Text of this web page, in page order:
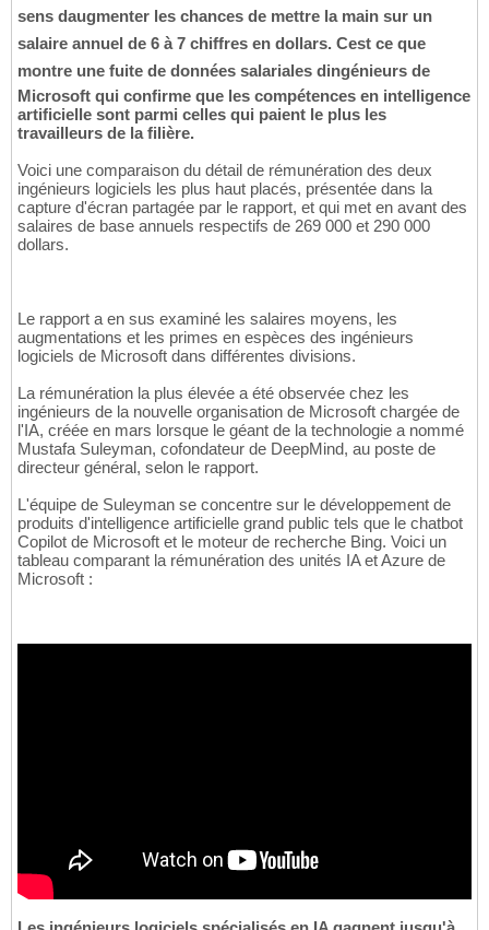
sens daugmenter les chances de mettre la main sur un
salaire annuel de 6 à 7 chiffres en dollars. Cest ce que
montre une fuite de données salariales dingénieurs de
Microsoft qui confirme que les compétences en intelligence
artificielle sont parmi celles qui paient le plus les
travailleurs de la filière.
Voici une comparaison du détail de rémunération des deux
ingénieurs logiciels les plus haut placés, présentée dans la
capture d'écran partagée par le rapport, et qui met en avant des
salaires de base annuels respectifs de 269 000 et 290 000
dollars.
Le rapport a en sus examiné les salaires moyens, les
augmentations et les primes en espèces des ingénieurs
logiciels de Microsoft dans différentes divisions.
La rémunération la plus élevée a été observée chez les
ingénieurs de la nouvelle organisation de Microsoft chargée de
l'IA, créée en mars lorsque le géant de la technologie a nommé
Mustafa Suleyman, cofondateur de DeepMind, au poste de
directeur général, selon le rapport.
L'équipe de Suleyman se concentre sur le développement de
produits d'intelligence artificielle grand public tels que le chatbot
Copilot de Microsoft et le moteur de recherche Bing. Voici un
tableau comparant la rémunération des unités IA et Azure de
Microsoft :